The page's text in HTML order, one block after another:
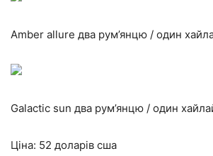
Amber allure два рум’янцю / один
Galactic sun два рум’янцю / один
Ціна: 52 доларів сша